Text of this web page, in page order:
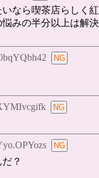
なら喫茶店らしく紅
みの半分以上は解決
？